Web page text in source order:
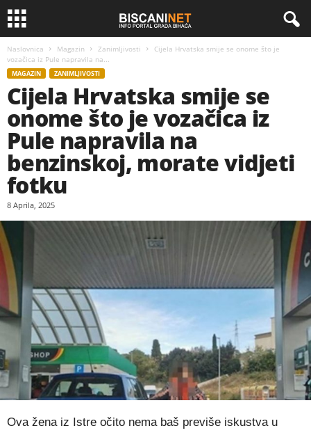
Naslovnica Magazin Zanimljivosti
Cijela Hrvatska smije se onome što je
vozačica iz Pule napravila na...
MAGAZIN ZANIMLJIVOSTI
Cijela Hrvatska smije se
onome što je vozačica iz
Pule napravila na
benzinskoj, morate vidjeti
fotku
8 Aprila, 2025
Ova žena iz Istre očito nema baš previše iskustva u